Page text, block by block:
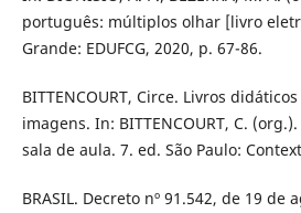
português: múltiplos olhar [livro
Grande: EDUFCG, 2020, p. 67-86.
BITTENCOURT, Circe. Livros
imagens. In: BITTENCOURT, C.
sala de aula. 7. ed. São Paulo:
BRASIL. Decreto nº 91.542, de 19 de